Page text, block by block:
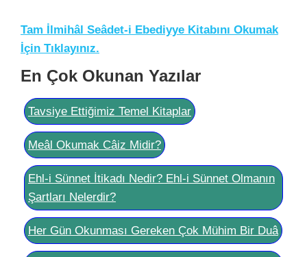
Tam İlmihâl Seâdet-i Ebediyye Kitabını Okumak
İçin Tıklayınız.
En Çok Okunan Yazılar
Tavsiye Ettiğimiz Temel Kitaplar
Meâl Okumak Câiz Midir?
Ehl-i Sünnet İtikadı Nedir? Ehl-i Sünnet Olmanın
Şartları Nelerdir?
Her Gün Okunması Gereken Çok Mühim Bir Duâ